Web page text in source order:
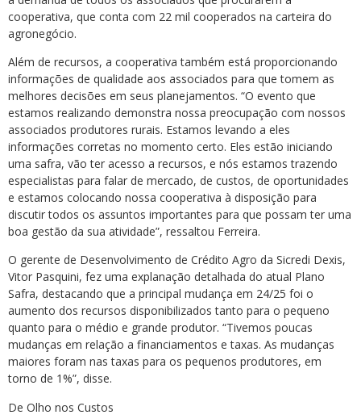
cooperativa, que conta com 22 mil cooperados na carteira do
agronegócio.
Além de recursos, a cooperativa também está proporcionando
informações de qualidade aos associados para que tomem as
melhores decisões em seus planejamentos. “O evento que
estamos realizando demonstra nossa preocupação com nossos
associados produtores rurais. Estamos levando a eles
informações corretas no momento certo. Eles estão iniciando
uma safra, vão ter acesso a recursos, e nós estamos trazendo
especialistas para falar de mercado, de custos, de oportunidades
e estamos colocando nossa cooperativa à disposição para
discutir todos os assuntos importantes para que possam ter uma
boa gestão da sua atividade”, ressaltou Ferreira.
O gerente de Desenvolvimento de Crédito Agro da Sicredi Dexis,
Vitor Pasquini, fez uma explanação detalhada do atual Plano
Safra, destacando que a principal mudança em 24/25 foi o
aumento dos recursos disponibilizados tanto para o pequeno
quanto para o médio e grande produtor. “Tivemos poucas
mudanças em relação a financiamentos e taxas. As mudanças
maiores foram nas taxas para os pequenos produtores, em
torno de 1%”, disse.
De Olho nos Custos